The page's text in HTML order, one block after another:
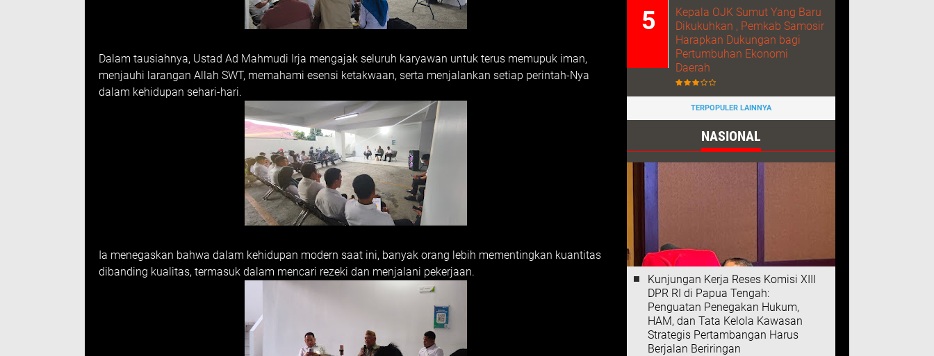
Dalam tausiahnya, Ustad Ad Mahmudi Irja mengajak seluruh karyawan untuk terus memupuk iman,
menjauhi larangan Allah SWT, memahami esensi ketakwaan, serta menjalankan setiap perintah-Nya
dalam kehidupan sehari-hari.
Ia menegaskan bahwa dalam kehidupan modern saat ini, banyak orang lebih mementingkan kuantitas
dibanding kualitas, termasuk dalam mencari rezeki dan menjalani pekerjaan.
Kepala OJK Sumut Yang Baru
Dikukuhkan , Pemkab Samosir
Harapkan Dukungan bagi
Pertumbuhan Ekonomi
Daerah
TERPOPULER LAINNYA
NASIONAL
Kunjungan Kerja Reses Komisi XIII
DPR RI di Papua Tengah:
Penguatan Penegakan Hukum,
HAM, dan Tata Kelola Kawasan
Strategis Pertambangan Harus
Berjalan Beriringan